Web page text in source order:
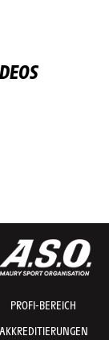
PROFI-BEREICH
AKKREDITIERUNGEN